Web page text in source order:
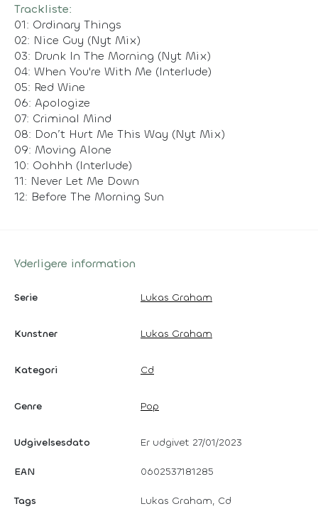
Trackliste:
01: Ordinary Things
02: Nice Guy (Nyt Mix)
03: Drunk In The Morning (Nyt Mix)
04: When You're With Me (Interlude)
05: Red Wine
06: Apologize
07: Criminal Mind
08: Don’t Hurt Me This Way (Nyt Mix)
09: Moving Alone
10: Oohhh (Interlude)
11: Never Let Me Down
12: Before The Morning Sun
Yderligere information
Serie Lukas Graham
Kunstner Lukas Graham
Kategori Cd
Genre Pop
Udgivelsesdato Er udgivet 27/01/2023
EAN 0602537181285
Tags Lukas Graham, Cd